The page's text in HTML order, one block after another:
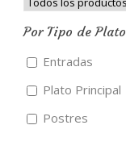
Por Tipo de Plato
Entradas
Plato Principal
Postres